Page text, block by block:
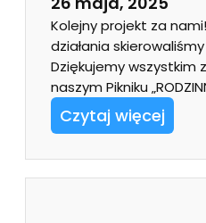
Kolejny projekt za
działania
Dziękujemy wszystkim
naszym Pikniku
Czytaj więcej